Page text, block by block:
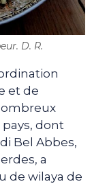
D. R.
et de
dont
Bel Abbes,
a
de wilaya de